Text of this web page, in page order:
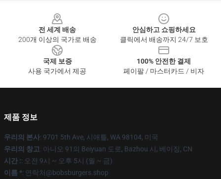
전 세계 배송
200개 이상의 국가로 배송
안심하고 쇼핑하세요
클릭에서 배송까지 24/7 보호
국제 보증
사용 국가에서 제공
100% 안전한 결제
페이팔 / 마스터카드 / 비자
제품 정보
우리의 본사: 9701 5th Ave, 시애틀, WA 98104, 미국
우리의 창고: 아니오 91의 Beiyuan 도로, Bazhou 시, 베이징, CN
시간 :: 오전 9시 ~ 오후 5시 (월 ~ 금)
이름 *: 연락처@bobsburgers.shop